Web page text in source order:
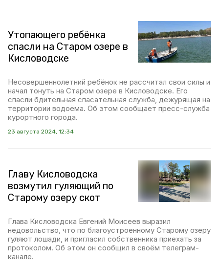
Утопающего ребёнка
спасли на Старом озере в
Кисловодске
Несовершеннолетний ребёнок не рассчитал свои силы и
начал тонуть на Старом озере в Кисловодске. Его
спасли бдительная спасательная служба, дежурящая на
территории водоёма. Об этом сообщает пресс-служба
курортного города.
23 августа 2024, 12:34
Главу Кисловодска
возмутил гуляющий по
Старому озеру скот
Глава Кисловодска Евгений Моисеев выразил
недовольство, что по благоустроенному Старому озеру
гуляют лошади, и пригласил собственника приехать за
протоколом. Об этом он сообщил в своём телеграм-
канале.